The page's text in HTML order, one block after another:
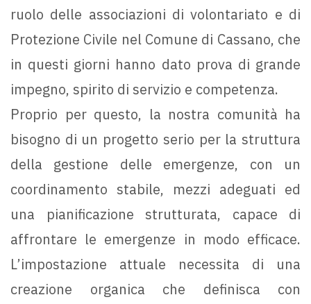
ruolo delle associazioni di volontariato e di
Protezione Civile nel Comune di Cassano, che
in questi giorni hanno dato prova di grande
impegno, spirito di servizio e competenza.
Proprio per questo, la nostra comunità ha
bisogno di un progetto serio per la struttura
della gestione delle emergenze, con un
coordinamento stabile, mezzi adeguati ed
una pianificazione strutturata, capace di
affrontare le emergenze in modo efficace.
L’impostazione attuale necessita di una
creazione organica che definisca con